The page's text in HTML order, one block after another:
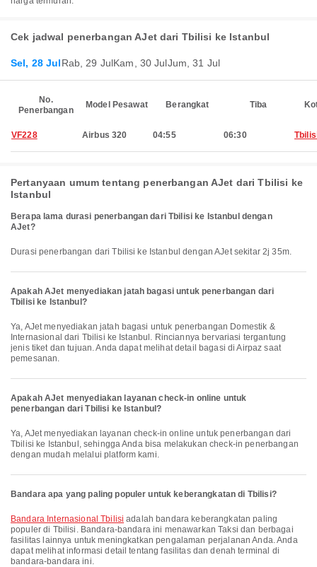
Cek jadwal penerbangan AJet dari Tbilisi ke Istanbul
Sel, 28 JulRab, 29 JulKam, 30 JulJum, 31 Jul
No.
Penerbangan
Model Pesawat Berangkat Tiba
VF228 Airbus 320 04:55 06:30
Pertanyaan umum tentang penerbangan AJet dari Tbilisi ke
Istanbul
Berapa lama durasi penerbangan dari Tbilisi ke Istanbul dengan
AJet?
Durasi penerbangan dari Tbilisi ke Istanbul dengan AJet sekitar 2j 35m.
Apakah AJet menyediakan jatah bagasi untuk penerbangan dari
Tbilisi ke Istanbul?
Ya, AJet menyediakan jatah bagasi untuk penerbangan Domestik &
Internasional dari Tbilisi ke Istanbul. Rinciannya bervariasi tergantung
jenis tiket dan tujuan. Anda dapat melihat detail bagasi di Airpaz saat
pemesanan.
Apakah AJet menyediakan layanan check-in online untuk
penerbangan dari Tbilisi ke Istanbul?
Ya, AJet menyediakan layanan check-in online untuk penerbangan dari
Tbilisi ke Istanbul, sehingga Anda bisa melakukan check-in penerbangan
dengan mudah melalui platform kami.
Bandara apa yang paling populer untuk keberangkatan di Tbilisi?
Bandara Internasional Tbilisi adalah bandara keberangkatan paling
populer di Tbilisi. Bandara-bandara ini menawarkan Taksi dan berbagai
fasilitas lainnya untuk meningkatkan pengalaman perjalanan Anda. Anda
dapat melihat informasi detail tentang fasilitas dan denah terminal di
bandara-bandara ini.